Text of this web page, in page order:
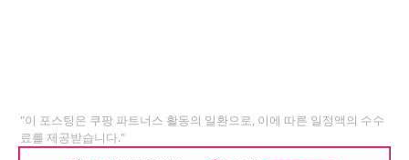
"이 포스팅은 쿠팡 파트너스 활동의 일환으로, 이에 따른 일정액의 수수
료를 제공받습니다."